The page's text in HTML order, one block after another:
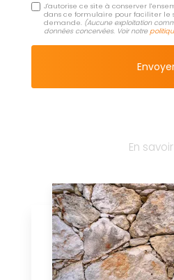
J'autorise ce site à conserver
dans ce formulaire pour faciliter
demande. (Aucune exploitation
données concervées. Voir notre
En